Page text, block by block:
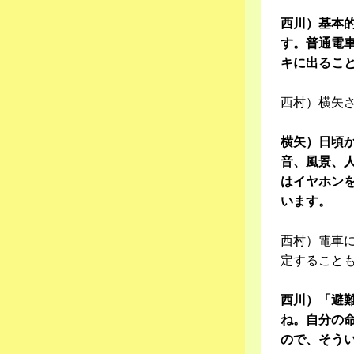
西川）基本
す。普通電
キに出るこ
西村）横矢
横矢）日頃
音、風景、
はイヤホン
います。
西村）電車
定すること
西川）「避
ね。自分の
ので、そう